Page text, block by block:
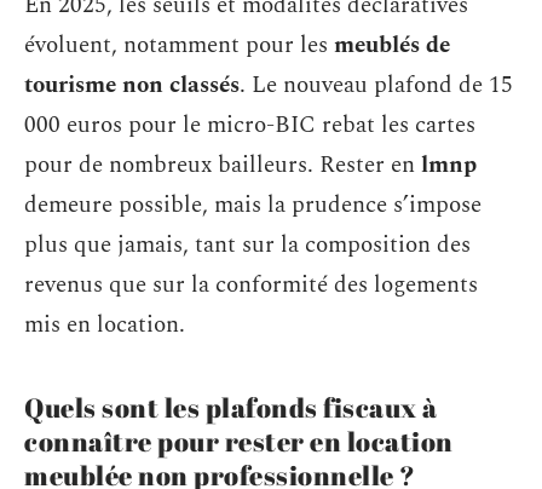
évoluent, notamment pour les meublés de
tourisme non classés. Le nouveau plafond de 15
000 euros pour le micro-BIC rebat les cartes
pour de nombreux bailleurs. Rester enlmnp
demeure possible, mais la prudence s’impose
plus que jamais, tant sur la composition des
revenus que sur la conformité des logements
mis en location.
Quels sont les plafonds fiscaux à
connaître pour rester en location
meublée non professionnelle ?